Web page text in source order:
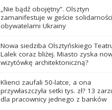
„Nie bądź obojętny”. Olsztyn
zamanifestuje w geście
obywatelami Ukrainy
Nowa siedziba Olsztyńskiego
Lalek coraz bliżej. Miasto zyska
wizytówkę architektoniczną?
Klienci zaufali 50-latce, a ona
przywłaszczyła setki tys. zł? 13
dla pracownicy jednego z banków